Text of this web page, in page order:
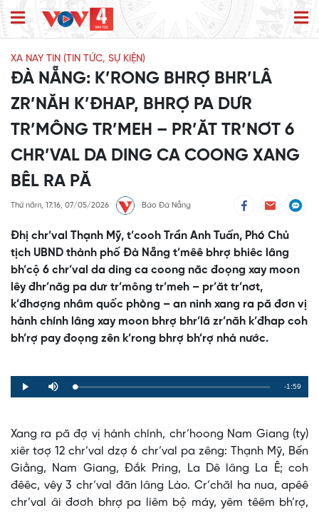
XA NAY TIN (TIN TỨC, SỰ KIỆN)
ĐÀ NẴNG: K’RONG BHRỢ BHR’LÂ
ZR’NĂH K’ĐHAP, BHRỢ PA DƯR
TR’MÔNG TR’MEH – PR’ĂT TR’NƠT 6
CHR’VAL DA DING CA COONG XANG
BÊL RA PĂ
Thứ năm, 17:16, 07/05/2026 Báo Đà Nẵng
Đhị chr’val Thạnh Mỹ, t’cooh Trần Anh Tuấn, Phó Chủ
tịch UBND thành phố Đà Nẵng t’mêê bhrợ bhiêc lâng
bh’cộ 6 chr’val da ding ca coong năc đoọng xay moon
lêy đhr’năg pa dưr tr’mông tr’meh – pr’ăt tr’nơt,
k’đhơợng nhâm quốc phòng – an ninh xang ra pă đơn vị
hành chính lâng xay moon bhrợ bhr’lâ zr’năh k’đhap coh
bh’rợ pay đoọng zên k’rong bhrợ bh’rợ nhà nước.
Play Mute Loaded:
0%
Progress:
0%
Remaining
-1:59
Xang ra pă đợ vị hành chính, chr’hoong Nam Giang (ty)
xiêr tơợ 12 chr’val dzợ 6 chr’val pa zêng: Thạnh Mỹ, Bến
Giằng, Nam Giang, Đắk Pring, La Dê lâng La Ê; coh
đêêc, vêy 3 chr’val đăn lâng Lào. Cr’chăl ha nua, apêê
chr’val âi đơơh bhrợ pa liêm bộ máy, yêm têêm bh’rợ,